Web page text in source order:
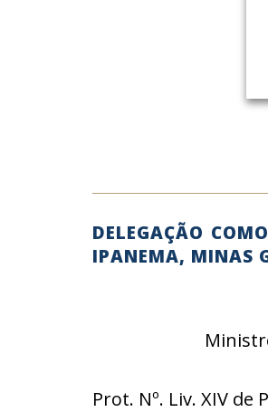
DELEGAÇÃO
IPANEMA, MINAS
Prot. Nº. Liv. XIV de